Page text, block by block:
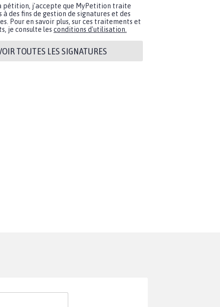
pétition, j'accepte que MyPetition traite
à des fins de gestion de signatures et des
Pour en savoir plus, sur ces traitements et
je consulte les conditions d'utilisation.
TOUTES LES SIGNATURES